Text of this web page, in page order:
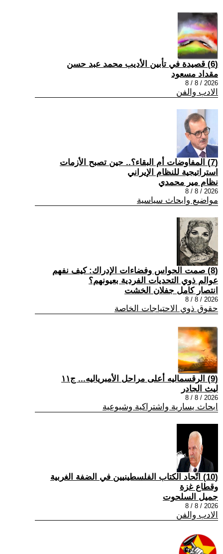
(6) قصيدة في تأبين الأديب محمد عبد حسن
مقداد مسعود
2026 / 8 / 8
الادب والفن
(7) المفاوضات أم البقاء؟.. حين تصبح الأزمات
استراتيجية للنظام الإيراني
نظام مير محمدي
2026 / 8 / 8
مواضيع وابحاث سياسية
(8) صمت الحواس وفضاءات الإدراك: كيف نفهم
عوالم ذوي التحديات الفردية بعيونهم؟
انتصار كامل جفلان الخشت
2026 / 8 / 8
حقوق ذوي الاحتياجات الخاصة
(9) الرقسماليه أعلى مراحل الأمبرياليه... ج١١
ليث الجادر
2026 / 8 / 8
ابحاث يسارية واشتراكية وشيوعية
(10) اتّحاد الكتاب الفلسطينيين في الضفة الغربية
وقطاع غزة
جميل السلحوت
2026 / 8 / 8
الادب والفن